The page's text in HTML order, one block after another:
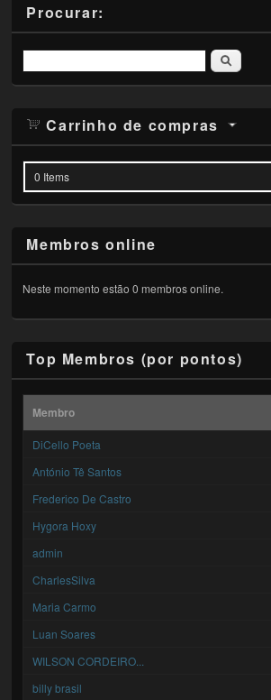
Procurar:
Pesquisar
Carrinho de compras
0 Items
Membros online
Neste momento estão 0 membros online.
Top Membros (por pontos)
Membro
DiCello Poeta
António Tê Santos
Frederico De Castro
Hygora Hoxy
admin
CharlesSilva
Maria Carmo
Luan Soares
WILSON CORDEIRO...
billy brasil